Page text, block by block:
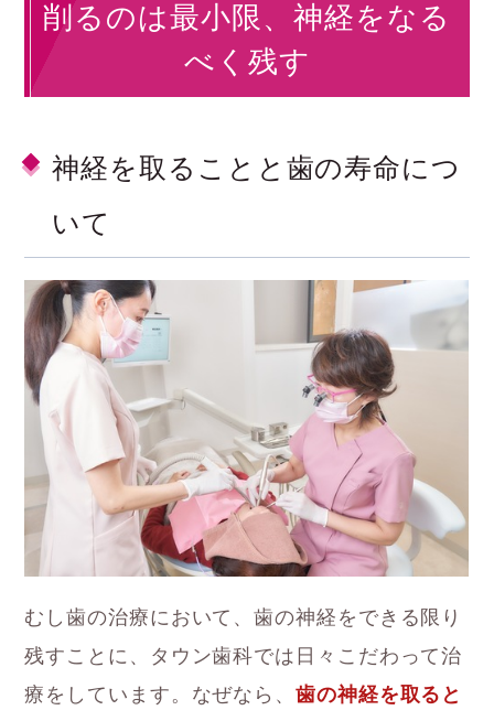
削るのは最小限、神経をなる
べく残す
神経を取ることと歯の寿命につ
いて
むし歯の治療において、歯の神経をできる限り
残すことに、タウン歯科では日々こだわって治
療をしています。なぜなら、歯の神経を取ると